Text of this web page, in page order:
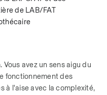
de LAB/FAT
avez un sens aigu du
fonctionnement des
à l'aise avec la complexité,